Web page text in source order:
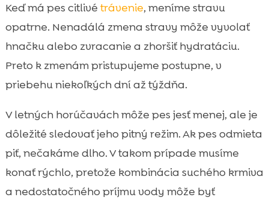
Keď má pes citlivé trávenie, meníme stravu
opatrne. Nenadálá zmena stravy môže vyvolať
hnačku alebo zvracanie a zhoršiť hydratáciu.
Preto k zmenám pristupujeme postupne, v
priebehu niekoľkých dní až týždňa.
V letných horúčavách môže pes jesť menej, ale je
dôležité sledovať jeho pitný režim. Ak pes odmieta
piť, nečakáme dlho. V takom prípade musíme
konať rýchlo, pretože kombinácia suchého krmiva
a nedostatočného príjmu vody môže byť